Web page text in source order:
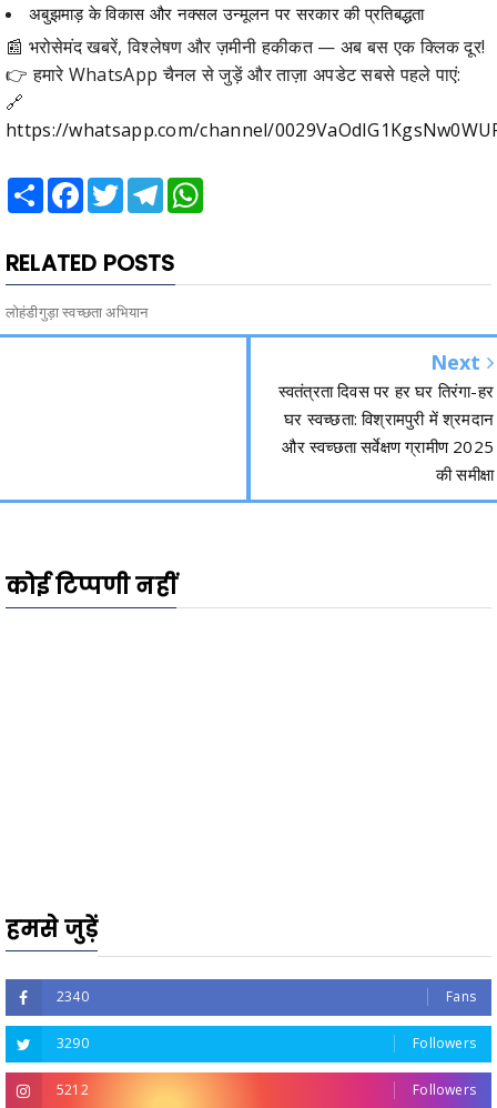
अबुझमाड़ के विकास और नक्सल उन्मूलन पर सरकार की प्रतिबद्धता
📰 भरोसेमंद खबरें, विश्लेषण और ज़मीनी हकीकत — अब बस एक क्लिक दूर!
👉 हमारे WhatsApp चैनल से जुड़ें और ताज़ा अपडेट सबसे पहले पाएं:
🔗
https://whatsapp.com/channel/
Share Facebook
TwitterTelegram
RELATED POSTS
लोहंडीगुड़ा स्वच्छता अभियान
Next
स्वतंत्रता दिवस पर हर घर तिरंगा-हर
घर स्वच्छता: विश्रामपुरी में श्रमदान
और स्वच्छता सर्वेक्षण ग्रामीण 2025
की समीक्षा
कोई टिप्पणी नहीं
हमसे जुड़ें
2340 Fans
3290 Followers
5212 Followers